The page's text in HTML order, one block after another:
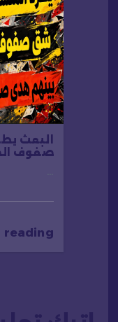
البعث
صفوف
reading